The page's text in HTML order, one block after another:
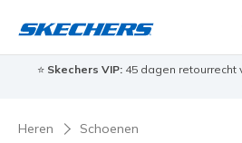
⭐ Skechers VIP:45 dagen retourrecht
Heren Schoenen